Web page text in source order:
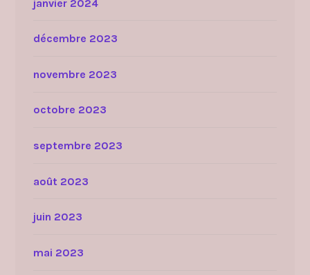
janvier 2024
décembre 2023
novembre 2023
octobre 2023
septembre 2023
août 2023
juin 2023
mai 2023